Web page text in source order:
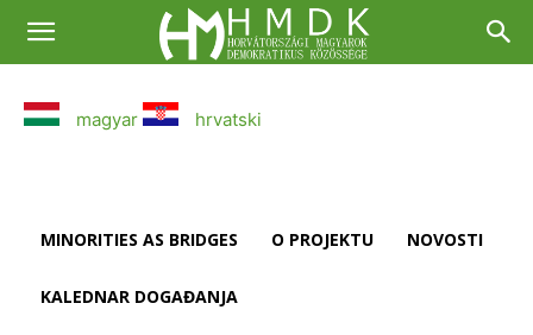
magyar hrvatski
MINORITIES AS BRIDGES O PROJEKTU NOVOSTI
KALEDNAR DOGAĐANJA